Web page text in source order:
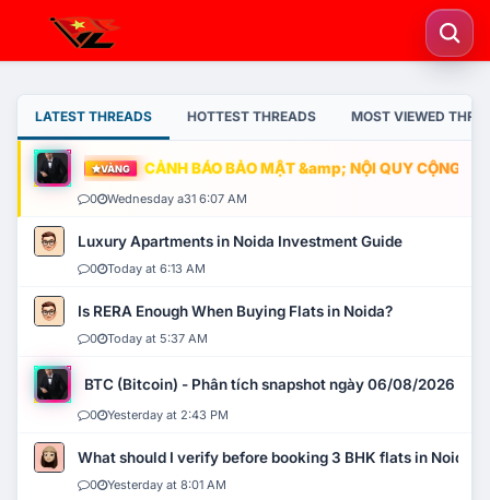
LATEST THREADS HOTTEST THREADS MOST VIEWED
VÀNG CẢNH BÁO BẢO MẬT &amp; NỘI QUY CỘNG
0 Wednesday a31 6:07 AM
Luxury Apartments in Noida Investment Guide
0 Today at 6:13 AM
Is RERA Enough When Buying Flats in Noida?
0 Today at 5:37 AM
BTC (Bitcoin) - Phân tích snapshot ngày 06/08/2026
0 Yesterday at 2:43 PM
What should I verify before booking 3 BHK flats in Noida?
0 Yesterday at 8:01 AM